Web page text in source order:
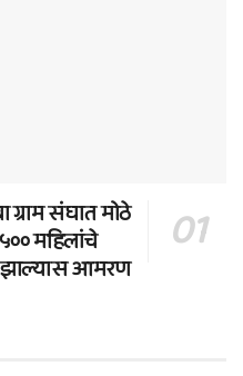
ग्राम संघात मोठे
महिलांचे
झाल्यास आमरण